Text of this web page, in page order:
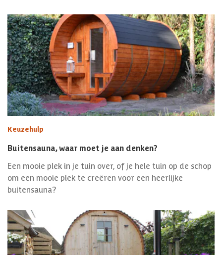
Keuzehulp
Buitensauna, waar moet je aan denken?
Een mooie plek in je tuin over, of je hele tuin op de schop
om een mooie plek te creëren voor een heerlijke
buitensauna?